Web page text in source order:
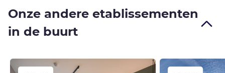
Onze andere etablissementen
in de buurt